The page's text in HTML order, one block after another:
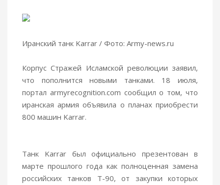
Иранский танк Karrar / Фото: Army-news.ru
Корпус Стражей Исламской революции заявил,
что пополнится новыми танками. 18 июля,
портал armyrecognition.com сообщил о том, что
иранская армия объявила о планах приобрести
800 машин Karrar.
Танк Karrar был официально презентован в
марте прошлого года как полноценная замена
российских танков Т-90, от закупки которых